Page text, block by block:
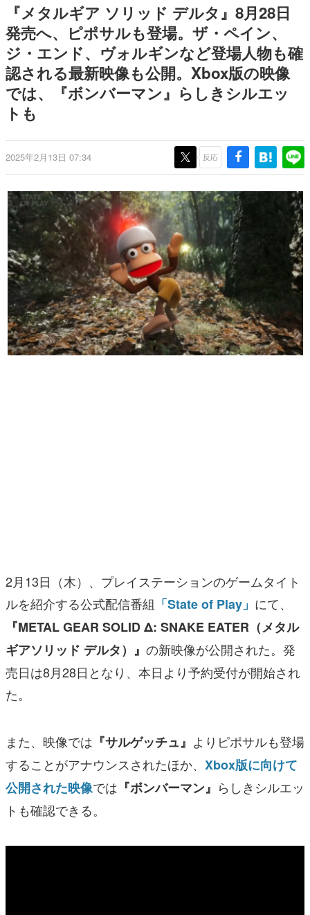
きます。
赫本
この物語を解いてはいけない。『赫本』は、〈試験問題〉
の形をした短編ホラー小説集です。
新世代に訊く
これからのデジタルゲーム市場を担う若きクリエイター達
ゲーム世代の作家たち
ゲームに多大な影響を受けた作家さんに取材し、ゲームが
日本のコンテンツ産業やカルチャーに与えた影響を探る企
画です。
日本モバイルゲーム産業史
日本のモバイルゲーム史における主要なトピック・タイト
ルを網羅するほか、開発者へのインタビューや識者による
解説を掲載。約20年の歴史が一望できる決定版！
若ゲのいたり〜ゲームクリエイターの青春〜
『うつヌケ』『ペンと箸』等で知られるマンガ家・田中圭
一先生によるゲーム業界レポートマンガです。
なんでゲームは面白い？
ゲーム開発者・hamatsu氏がゲームの魅力を画面や操作の
具体的な形から解き明かしていく、硬派で骨太な評論連載
です。
その他
電ファミニコゲーマーとは？
運営：株式会社マレ
の浜口直樹氏が登壇する予定
『メタルギア ソリッド デルタ』8月28日
発売へ、ピポサルも登場。ザ・ペイン、
ジ・エンド、ヴォルギンなど登場人物も確
認される最新映像も公開。Xbox版の映像
では、『ボンバーマン』らしきシルエッ
トも
2025年2月13日 07:34 反応
2月13日（木）、プレイステーションのゲームタイト
ルを紹介する公式配信番組 「State of Play」 にて、
『METAL GEAR SOLID Δ: SNAKE EATER（メタル
ギアソリッド デルタ）』 の新映像が公開された。発
売日は8月28日となり、本日より予約受付が開始され
た。
また、映像では 『サルゲッチュ』 よりピポサルも登場
することがアナウンスされたほか、 Xbox版に向けて
公開された映像では 『ボンバーマン』 らしきシルエッ
トも確認できる。